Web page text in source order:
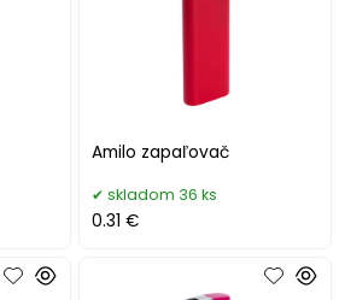
Amilo zapaľovač
skladom 36 ks
0.31 €